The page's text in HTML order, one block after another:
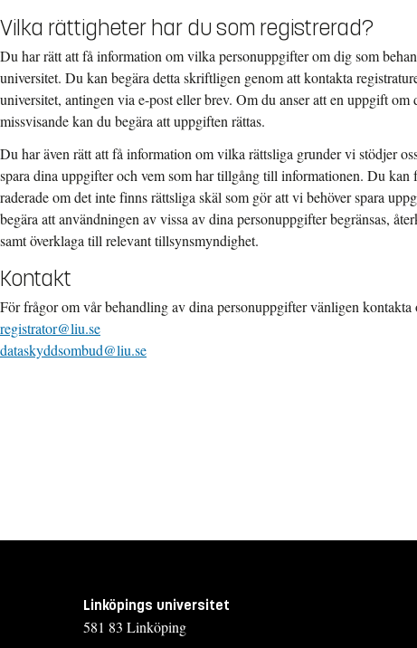
Vilka rättigheter har du som registrerad?
Du har rätt att få information om vilka personuppgifter om dig som
universitet. Du kan begära detta skriftligen genom att kontakta
universitet, antingen via e-post eller brev. Om du anser att en uppgift om
missvisande kan du begära att uppgiften rättas.
Du har även rätt att få information om vilka rättsliga grunder vi stödjer
spara dina uppgifter och vem som har tillgång till informationen. Du kan
raderade om det inte finns rättsliga skäl som gör att vi behöver spara
begära att användningen av vissa av dina personuppgifter begränsas,
samt överklaga till relevant tillsynsmyndighet.
Kontakt
För frågor om vår behandling av dina personuppgifter vänligen kontakta
registrator@liu.se
dataskyddsombud@liu.se
Linköpings universitet
581 83 Linköping